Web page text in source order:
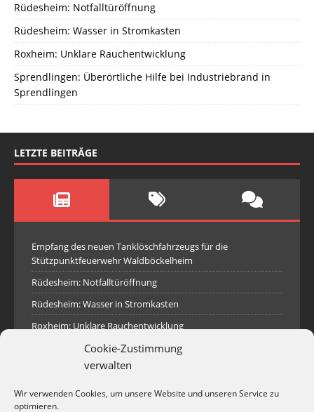
Cookie-Zustimmung
verwalten
Wir verwenden Cookies, um unsere Website und unseren Service zu
optimieren.
Rüdesheim: Notfalltüröffnung
Rüdesheim: Wasser in Stromkasten
Roxheim: Unklare Rauchentwicklung
Sprendlingen: Überörtliche Hilfe bei Industriebrand in
Sprendlingen
LETZTE BEITRÄGE
Empfang des neuen Tanklöschfahrzeugs für die
Stützpunktfeuerwehr Waldböckelheim
Rüdesheim: Notfalltüröffnung
Rüdesheim: Wasser in Stromkasten
Roxheim: Unklare Rauchentwicklung
Sprendlingen: Überörtliche Hilfe bei Industriebrand in
Sprendlingen
Rüdesheim: Aufgerissener Dieseltank